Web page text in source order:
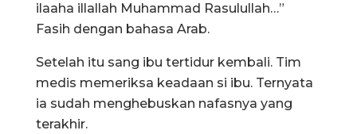
ilaaha illallah Muhammad Rasulullah…”
Fasih dengan bahasa Arab.
Setelah itu sang ibu tertidur kembali. Tim
medis memeriksa keadaan si ibu. Ternyata
ia sudah menghebuskan nafasnya yang
terakhir.